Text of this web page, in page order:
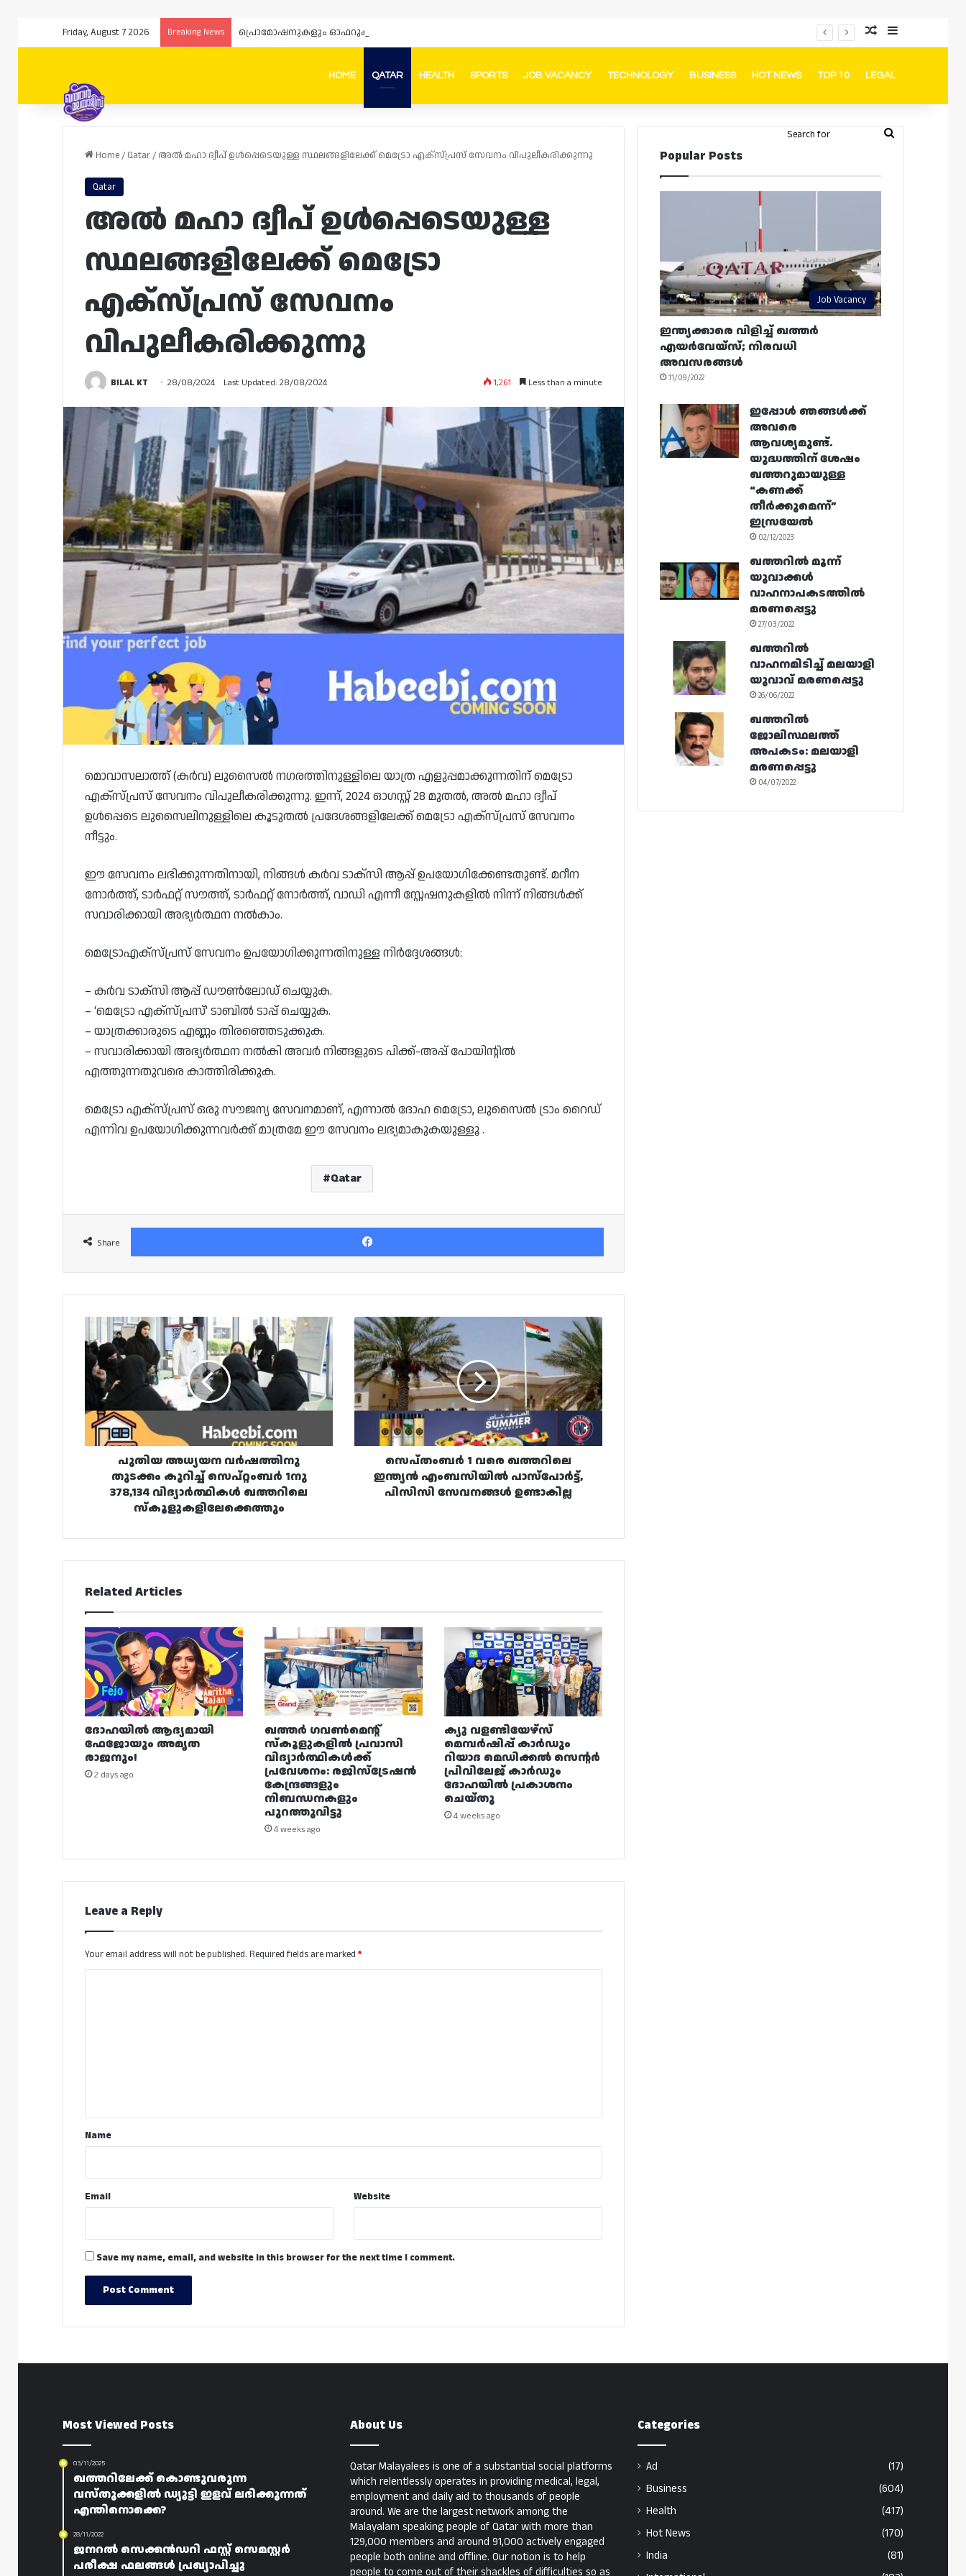
Friday, August 7 2026 Breaking News Random Article
Sidebar
HOME QATAR HEALTH SPORTS JOB VACANCY TECHNOLOGY BUSINESS HOT NEWS TOP 10 LEGAL
FacebookInstagram
Telegram
Whatsapp Random Article
Switch skin
Search
Home/ Qatar/ അൽ മഹാ ദ്വീപ് ഉൾപ്പെടെയുള്ള സ്ഥലങ്ങളിലേക്ക് മെട്രോ എക്‌സ്പ്രസ് സേവനം വിപുലീകരിക്കുന്നു
Qatar
അൽ മഹാ ദ്വീപ് ഉൾപ്പെടെയുള്ള
സ്ഥലങ്ങളിലേക്ക് മെട്രോ
എക്‌സ്പ്രസ് സേവനം
വിപുലീകരിക്കുന്നു
BILAL KT 28/08/2024 Last Updated: 28/08/2024 1,261 Less than a minute
മൊവാസലാത്ത് (കർവ) ലുസൈൽ നഗരത്തിനുള്ളിലെ യാത്ര എളുപ്പമാക്കുന്നതിന് മെട്രോ
എക്‌സ്പ്രസ് സേവനം വിപുലീകരിക്കുന്നു. ഇന്ന്, 2024 ഓഗസ്റ്റ് 28 മുതൽ, അൽ മഹാ ദ്വീപ്
ഉൾപ്പെടെ ലുസൈലിനുള്ളിലെ കൂടുതൽ പ്രദേശങ്ങളിലേക്ക് മെട്രോ എക്‌സ്‌പ്രസ് സേവനം
നീട്ടും.
ഈ സേവനം ലഭിക്കുന്നതിനായി, നിങ്ങൾ കർവ ടാക്‌സി ആപ്പ് ഉപയോഗിക്കേണ്ടതുണ്ട്. മറീന
നോർത്ത്, ടാർഫറ്റ് സൗത്ത്, ടാർഫറ്റ് നോർത്ത്, വാഡി എന്നീ സ്റ്റേഷനുകളിൽ നിന്ന് നിങ്ങൾക്ക്
സവാരിക്കായി അഭ്യർത്ഥന നൽകാം.
മെട്രോഎക്‌സ്പ്രസ് സേവനം ഉപയോഗിക്കുന്നതിനുള്ള നിർദ്ദേശങ്ങൾ:
– കർവ ടാക്‌സി ആപ്പ് ഡൗൺലോഡ് ചെയ്യുക.
– ‘മെട്രോ എക്‌സ്പ്രസ്’ ടാബിൽ ടാപ്പ് ചെയ്യുക.
– യാത്രക്കാരുടെ എണ്ണം തിരഞ്ഞെടുക്കുക.
– സവാരിക്കായി അഭ്യർത്ഥന നൽകി അവർ നിങ്ങളുടെ പിക്ക്-അപ്പ് പോയിൻ്റിൽ
എത്തുന്നതുവരെ കാത്തിരിക്കുക.
മെട്രോ എക്‌സ്പ്രസ് ഒരു സൗജന്യ സേവനമാണ്, എന്നാൽ ദോഹ മെട്രോ, ലുസൈൽ ട്രാം റൈഡ്
എന്നിവ ഉപയോഗിക്കുന്നവർക്ക് മാത്രമേ ഈ സേവനം ലഭ്യമാകുകയുള്ളൂ .
Qatar
Share
Facebook
പുതിയ
അധ്യയന
വർഷത്തിനു
തുടക്കം
കുറിച്ച്
സെപ്റ്റംബർ
1നു
378,134
വിദ്യാർത്ഥികൾ
ഖത്തറിലെ
സ്‌കൂളുകളിലേക്കെത്തും
പുതിയ അധ്യയന വർഷത്തിനു
തുടക്കം കുറിച്ച് സെപ്റ്റംബർ 1നു
378,134 വിദ്യാർത്ഥികൾ ഖത്തറിലെ
സ്‌കൂളുകളിലേക്കെത്തും
സെപ്‌തംബർ
1
വരെ
ഖത്തറിലെ
ഇന്ത്യൻ
എംബസിയിൽ
പാസ്പോർട്ട്,
പിസിസി
സേവനങ്ങൾ
ഉണ്ടാകില്ലസെപ്‌തംബർ 1 വരെ ഖത്തറിലെ
ഇന്ത്യൻ എംബസിയിൽ പാസ്പോർട്ട്,
പിസിസി സേവനങ്ങൾ ഉണ്ടാകില്ല
Related Articles
ദോഹയിൽ ആദ്യമായി
ഫേജോയും അമൃത
രാജനും!
2 days ago
ഖത്തർ ഗവൺമെന്റ്
സ്കൂളുകളിൽ പ്രവാസി
വിദ്യാർത്ഥികൾക്ക്
പ്രവേശനം: രജിസ്ട്രേഷൻ
കേന്ദ്രങ്ങളും
നിബന്ധനകളും
പുറത്തുവിട്ടു
4 weeks ago
ക്യു വളണ്ടിയേഴ്‌സ്
മെമ്പർഷിപ്പ് കാർഡും
റിയാദ മെഡിക്കൽ സെന്റർ
പ്രിവിലേജ് കാർഡും
ദോഹയിൽ പ്രകാശനം
ചെയ്തു
4 weeks ago
Leave a Reply
Your email address will not be published. Required fields are marked *
*Name
Email Website
Save my name, email, and website in this browser for the next time I comment.
Popular Posts
Job Vacancy
ഇന്ത്യക്കാരെ വിളിച്ച് ഖത്തർ
എയർവേയ്‌സ്; നിരവധി
അവസരങ്ങൾ
11/09/2022
ഇപ്പോൾ ഞങ്ങൾക്ക്
അവരെ
ആവശ്യമുണ്ട്.
യുദ്ധത്തിന് ശേഷം
ഖത്തറുമായുള്ള
“കണക്ക്
തീർക്കുമെന്ന്”
ഇസ്രയേൽ
02/12/2023
ഖത്തറിൽ മൂന്ന്
യുവാക്കൾ
വാഹനാപകടത്തിൽ
മരണപ്പെട്ടു
27/03/2022
ഖത്തറിൽ
വാഹനമിടിച്ച് മലയാളി
യുവാവ് മരണപ്പെട്ടു
26/06/2022
ഖത്തറിൽ
ജോലിസ്ഥലത്ത്
അപകടം: മലയാളി
മരണപ്പെട്ടു
04/07/2022
Most Viewed Posts
03/11/2025
ഖത്തറിലേക്ക് കൊണ്ടുവരുന്ന
വസ്തുക്കളിൽ ഡ്യൂട്ടി ഇളവ് ലഭിക്കുന്നത്
എന്തിനൊക്കെ?
28/11/2022
ജനറൽ സെക്കൻഡറി ഫസ്റ്റ് സെമസ്റ്റർ
പരീക്ഷ ഫലങ്ങൾ പ്രഖ്യാപിച്ചു
About Us
Qatar Malayalees is one of a substantial social platforms
which relentlessly operates in providing medical, legal,
employment and daily aid to thousands of people
around. We are the largest network among the
Malayalam speaking people of Qatar with more than
129,000 members and around 91,000 actively engaged
people both online and offline. Our notion is to help
people to come out of their shackles of difficulties so as
Categories
Ad
(17)
Business
(604)
Health
(417)
Hot News
(170)
India
(81)